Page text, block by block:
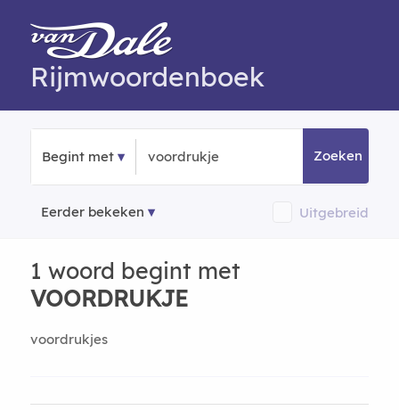
Rijmwoordenboek
Begint met Zoeken
Eerder bekeken Uitgebreid
1 woord begint met
VOORDRUKJE
voordrukjes